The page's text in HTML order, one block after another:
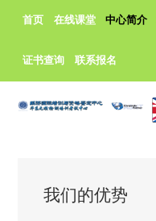
首页 在线课堂 中心简介
证书查询 联系报名
我们的优势